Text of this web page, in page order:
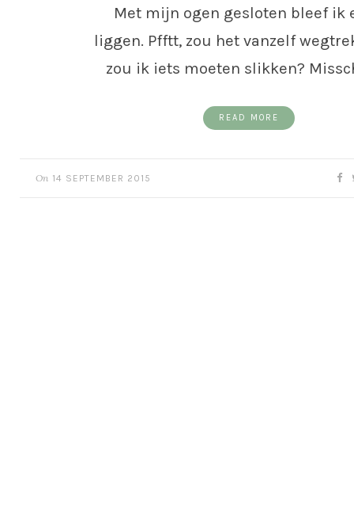
Met mijn ogen gesloten bleef ik
liggen. Pfftt, zou het vanzelf
zou ik iets moeten slikken?
READ MORE
On 14 SEPTEMBER 2015